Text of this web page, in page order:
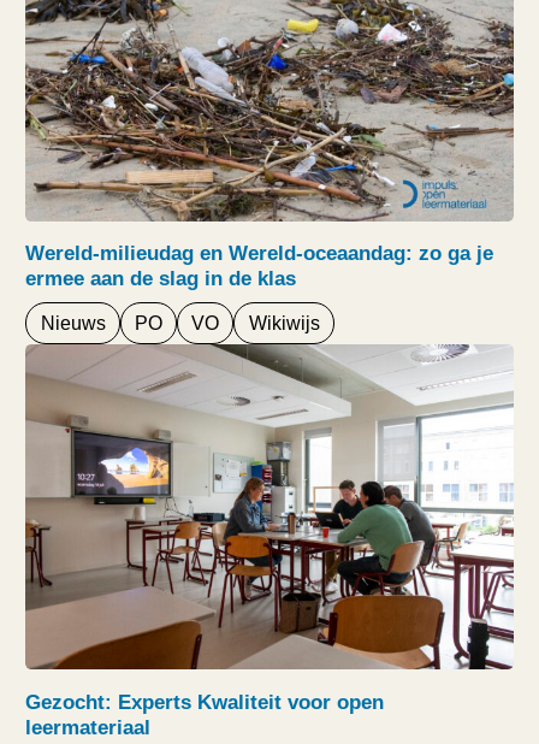
Wereld-milieudag en Wereld-oceaandag: zo ga je
ermee aan de slag in de klas
Nieuws PO VO Wikiwijs
Gezocht: Experts Kwaliteit voor open
leermateriaal